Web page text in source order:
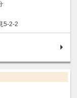
5-2-2